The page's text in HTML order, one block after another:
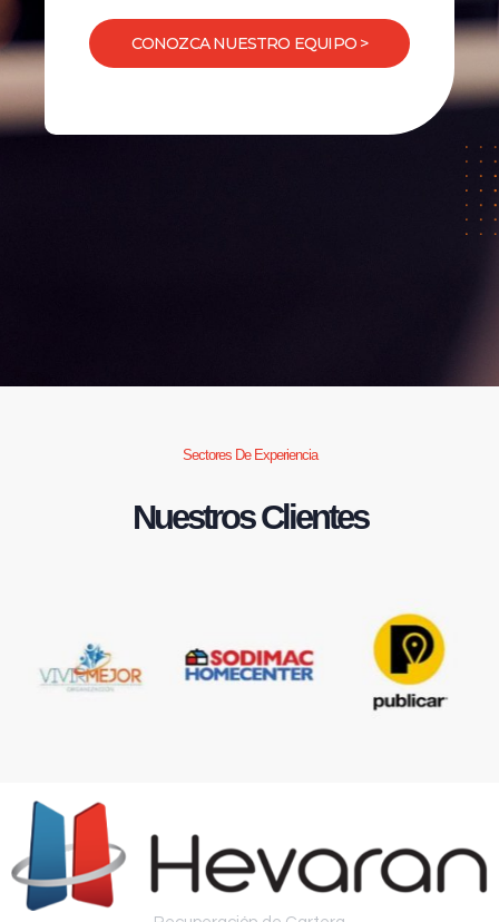
CONOZCA NUESTRO EQUIPO >
Sectores De Experiencia
Nuestros Clientes